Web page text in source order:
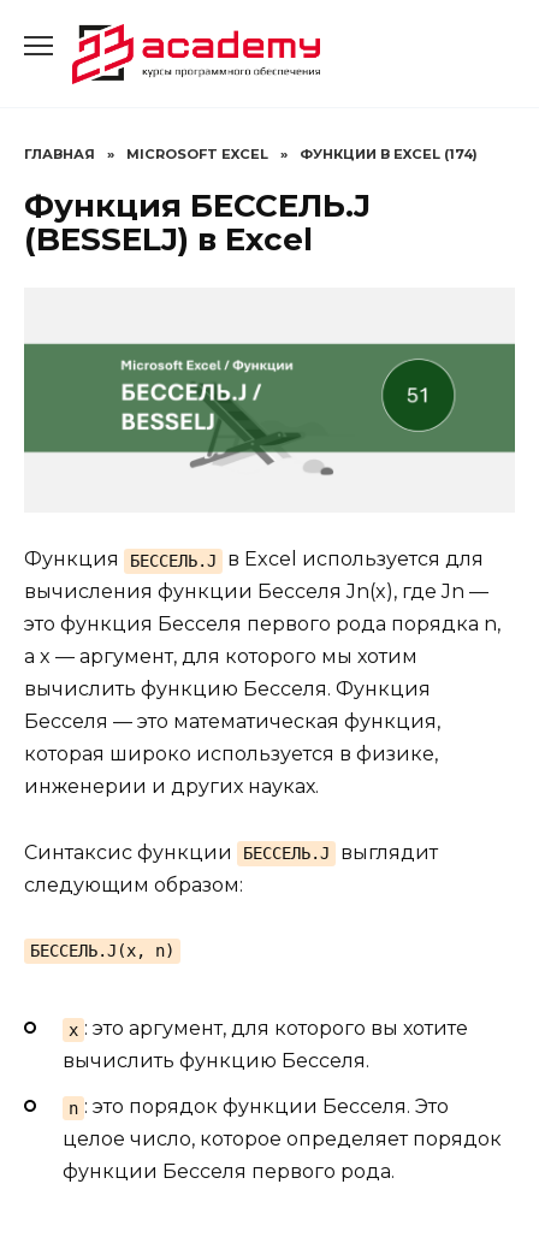
содержанию
ГЛАВНАЯ » MICROSOFT EXCEL » ФУНКЦИИ В EXCEL (174)
Функция БЕССЕЛЬ.J
(BESSELJ) в Excel
Функция БЕССЕЛЬ.J
в Excel используется для
вычисления функции Бесселя Jn(x), где Jn —
это функция Бесселя первого рода порядка n,
а x — аргумент, для которого мы хотим
вычислить функцию Бесселя. Функция
Бесселя — это математическая функция,
которая широко используется в физике,
инженерии и других науках.
Синтаксис функции БЕССЕЛЬ.J
выглядит
следующим образом:
БЕССЕЛЬ.J(x, n)
x : это аргумент, для которого вы хотите
вычислить функцию Бесселя.
n : это порядок функции Бесселя. Это
целое число, которое определяет порядок
функции Бесселя первого рода.